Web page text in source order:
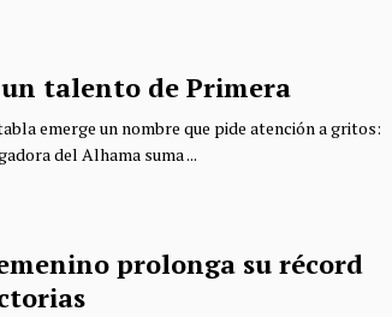
talento de Primera
emerge un nombre que pide atención a gritos:
del Alhama suma ...
prolonga su récord